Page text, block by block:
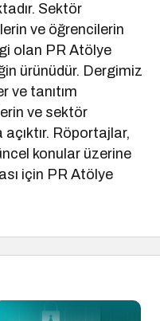
Sektör
ve öğrencilerin
olan PR Atölye
ürünüdür. Dergimiz
ve tanıtım
ve sektör
Röportajlar,
konular üzerine
için PR Atölye